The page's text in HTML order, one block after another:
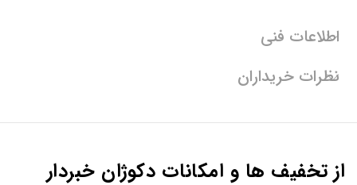
اطلاعات فنی
نظرات خریداران
از تخفیف ها و امکانات دکوژان خبردار